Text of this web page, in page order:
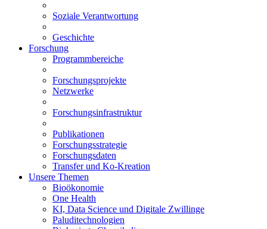
Soziale Verantwortung
Geschichte
Forschung
Programmbereiche
Forschungsprojekte
Netzwerke
Forschungsinfrastruktur
Publikationen
Forschungsstrategie
Forschungsdaten
Transfer und Ko-Kreation
Unsere Themen
Bioökonomie
One Health
KI, Data Science und Digitale Zwillinge
Paluditechnologien